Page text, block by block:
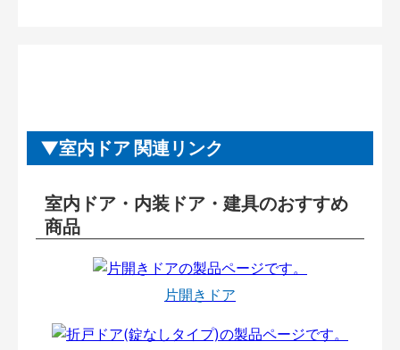
室内ドア 関連リンク
室内ドア・内装ドア・建具のおすすめ
商品
片開きドア